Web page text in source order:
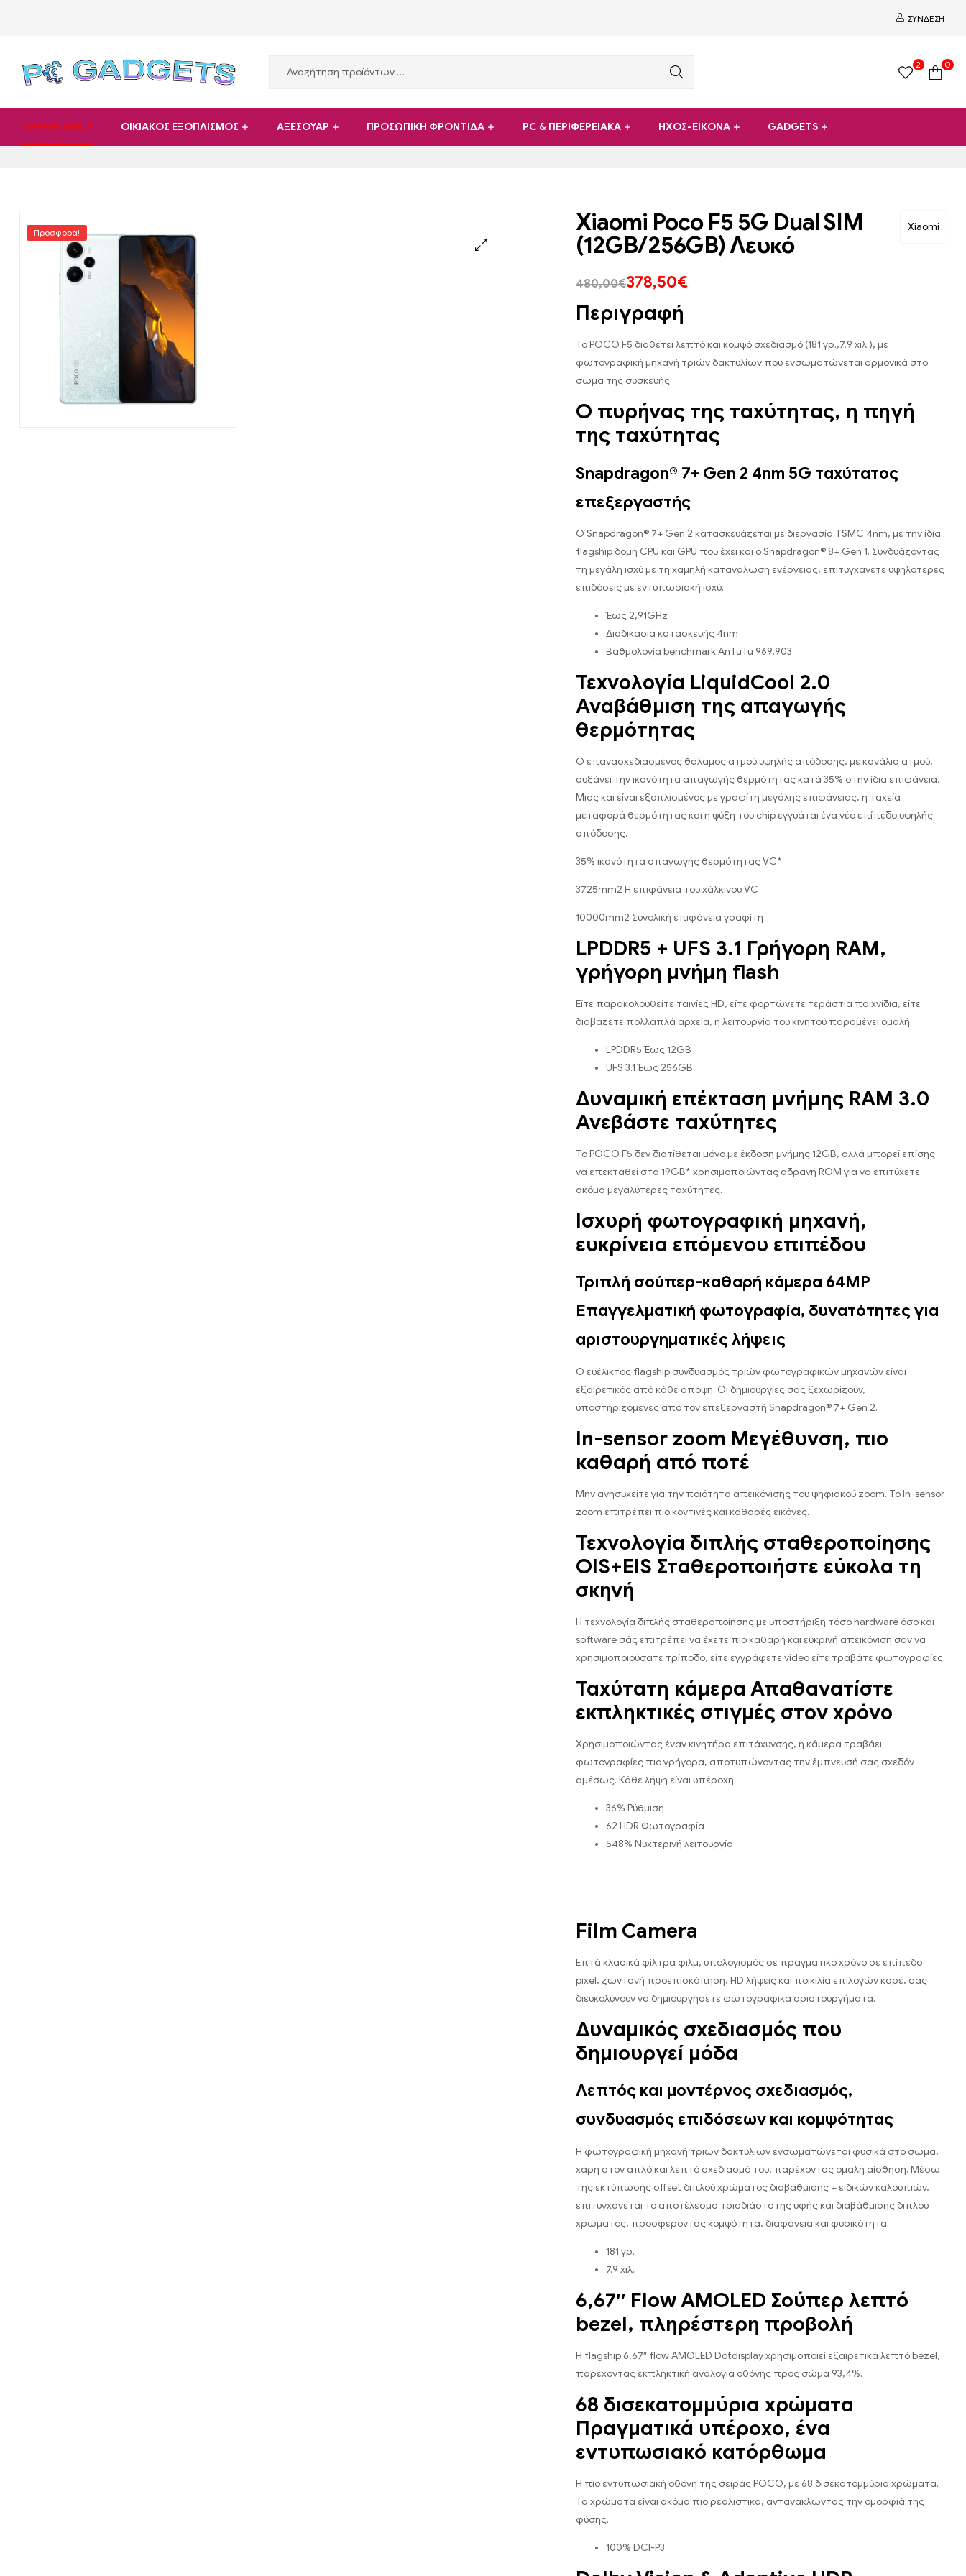
ΣΎΝΔΕΣΗ
PC
Gadgets
Hardware
Αναλώσιμα
Αναλώσιμα
2 0
ΤΗΛΕΦΩΝΙΑ ΟΙΚΙΑΚΟΣ ΕΞΟΠΛΙΣΜΟΣ ΑΞΕΣΟΥΑΡ ΠΡΟΣΩΠΙΚΗ ΦΡΟΝΤΙΔΑ PC & ΠΕΡΙΦΕΡΕΙΑΚΑ ΗΧΟΣ-ΕΙΚΟΝΑ GADGETS
Προσφορά! Xiaomi
Xiaomi Poco F5 5G Dual SIM
(12GB/256GB) Λευκό
480,00€378,50€
Περιγραφή
Το POCO F5 διαθέτει λεπτό και κομψό σχεδιασμό (181 γρ.,7,9 χιλ.), με
φωτογραφική μηχανή τριών δακτυλίων που ενσωματώνεται αρμονικά στο
σώμα της συσκευής.
Ο πυρήνας της ταχύτητας, η πηγή
της ταχύτητας
Snapdragon® 7+ Gen 2 4nm 5G ταχύτατος
επεξεργαστής
Ο Snapdragon® 7+ Gen 2 κατασκευάζεται με διεργασία TSMC 4nm, με την ίδια
flagship δομή CPU και GPU που έχει και ο Snapdragon® 8+ Gen 1. Συνδυάζοντας
τη μεγάλη ισχύ με τη χαμηλή κατανάλωση ενέργειας, επιτυγχάνετε υψηλότερες
επιδόσεις με εντυπωσιακή ισχύ.
Έως 2,91GHz
Διαδικασία κατασκευής 4nm
Βαθμολογία benchmark AnTuTu 969,903
Τεχνολογία LiquidCool 2.0
Αναβάθμιση της απαγωγής
θερμότητας
Ο επανασχεδιασμένος θάλαμος ατμού υψηλής απόδοσης, με κανάλια ατμού,
αυξάνει την ικανότητα απαγωγής θερμότητας κατά 35% στην ίδια επιφάνεια.
Μιας και είναι εξοπλισμένος με γραφίτη μεγάλης επιφάνειας, η ταχεία
μεταφορά θερμότητας και η ψύξη του chip εγγυάται ένα νέο επίπεδο υψηλής
απόδοσης.
35% ικανότητα απαγωγής θερμότητας VC*
3725mm2 Η επιφάνεια του χάλκινου VC
10000mm2 Συνολική επιφάνεια γραφίτη
LPDDR5 + UFS 3.1 Γρήγορη RAM,
γρήγορη μνήμη flash
Είτε παρακολουθείτε ταινίες HD, είτε φορτώνετε τεράστια παιχνίδια, είτε
διαβάζετε πολλαπλά αρχεία, η λειτουργία του κινητού παραμένει ομαλή.
LPDDR5 Έως 12GB
UFS 3.1 Έως 256GB
Δυναμική επέκταση μνήμης RAM 3.0
Ανεβάστε ταχύτητες
Το POCO F5 δεν διατίθεται μόνο με έκδοση μνήμης 12GB, αλλά μπορεί επίσης
να επεκταθεί στα 19GB* χρησιμοποιώντας αδρανή ROM για να επιτύχετε
ακόμα μεγαλύτερες ταχύτητες.
Ισχυρή φωτογραφική μηχανή,
ευκρίνεια επόμενου επιπέδου
Τριπλή σούπερ-καθαρή κάμερα 64MP
Επαγγελματική φωτογραφία, δυνατότητες για
αριστουργηματικές λήψεις
Ο ευέλικτος flagship συνδυασμός τριών φωτογραφικών μηχανών είναι
εξαιρετικός από κάθε άποψη. Οι δημιουργίες σας ξεχωρίζουν,
υποστηριζόμενες από τον επεξεργαστή Snapdragon® 7+ Gen 2.
In-sensor zoom Μεγέθυνση, πιο
καθαρή από ποτέ
Μην ανησυχείτε για την ποιότητα απεικόνισης του ψηφιακού zoom. Το In-sensor
zoom επιτρέπει πιο κοντινές και καθαρές εικόνες.
Τεχνολογία διπλής σταθεροποίησης
OIS+EIS Σταθεροποιήστε εύκολα τη
σκηνή
Η τεχνολογία διπλής σταθεροποίησης με υποστήριξη τόσο hardware όσο και
software σάς επιτρέπει να έχετε πιο καθαρή και ευκρινή απεικόνιση σαν να
χρησιμοποιούσατε τρίποδο, είτε εγγράφετε video είτε τραβάτε φωτογραφίες.
Ταχύτατη κάμερα Απαθανατίστε
εκπληκτικές στιγμές στον χρόνο
Χρησιμοποιώντας έναν κινητήρα επιτάχυνσης, η κάμερα τραβάει
φωτογραφίες πιο γρήγορα, αποτυπώνοντας την έμπνευσή σας σχεδόν
αμέσως. Κάθε λήψη είναι υπέροχη.
36% Ρύθμιση
62 HDR Φωτογραφία
548% Νυχτερινή λειτουργία
Film Camera
Επτά κλασικά φίλτρα φιλμ, υπολογισμός σε πραγματικό χρόνο σε επίπεδο
pixel, ζωντανή προεπισκόπηση, HD λήψεις και ποικιλία επιλογών καρέ, σας
διευκολύνουν να δημιουργήσετε φωτογραφικά αριστουργήματα.
Δυναμικός σχεδιασμός που
δημιουργεί μόδα
Λεπτός και μοντέρνος σχεδιασμός,
συνδυασμός επιδόσεων και κομψότητας
Η φωτογραφική μηχανή τριών δακτυλίων ενσωματώνεται φυσικά στο σώμα,
χάρη στον απλό και λεπτό σχεδιασμό του, παρέχοντας ομαλή αίσθηση. Μέσω
της εκτύπωσης offset διπλού χρώματος διαβάθμισης + ειδικών καλουπιών,
επιτυγχάνεται το αποτέλεσμα τρισδιάστατης υφής και διαβάθμισης διπλού
χρώματος, προσφέροντας κομψότητα, διαφάνεια και φυσικότητα.
181 γρ.
7.9 χιλ.
6,67″ Flow AMOLED Σούπερ λεπτό
bezel, πληρέστερη προβολή
Η flagship 6,67″ flow AMOLED Dotdisplay χρησιμοποιεί εξαιρετικά λεπτό bezel,
παρέχοντας εκπληκτική αναλογία οθόνης προς σώμα 93,4%.
68 δισεκατομμύρια χρώματα
Πραγματικά υπέροχο, ένα
εντυπωσιακό κατόρθωμα
Η πιο εντυπωσιακή οθόνη της σειράς POCO, με 68 δισεκατομμύρια χρώματα.
Τα χρώματα είναι ακόμα πιο ρεαλιστικά, αντανακλώντας την ομορφιά της
φύσης.
100% DCI-P3